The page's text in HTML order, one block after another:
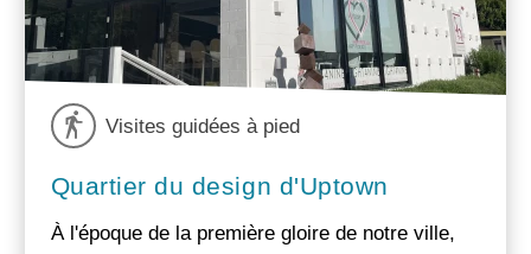
Visites guidées à pied
Quartier du design d'Uptown
À l'époque de la première gloire de notre ville,